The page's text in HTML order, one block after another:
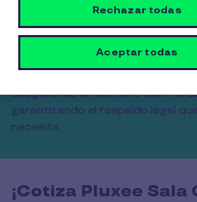
automatizas la entrega y
beneficio obligatorio para tus
establecimientos certificados por
asegurando un estricto control
garantizando el respaldo legal
necesita.
¡Cotiza Pluxee Sala
Rechazar todas
Aceptar todas